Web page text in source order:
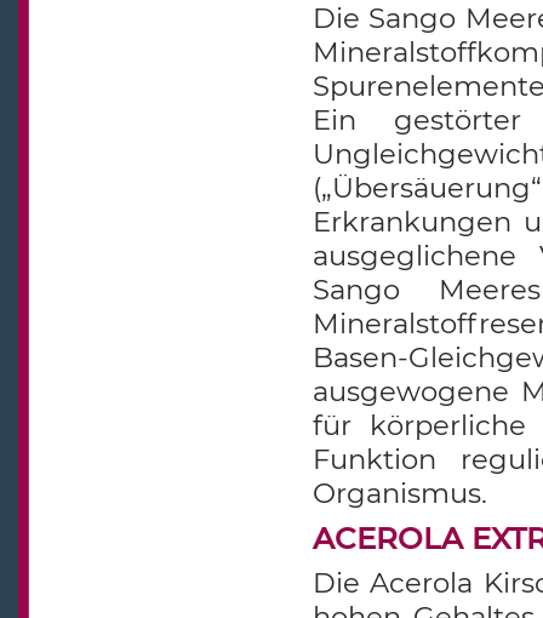
Die Sango
Ein gestörter
Erkrankungen
Sango
Basen-
ausgewogene
für körperliche
Funktion
Organismus.
ACEROLA
Die Acerola